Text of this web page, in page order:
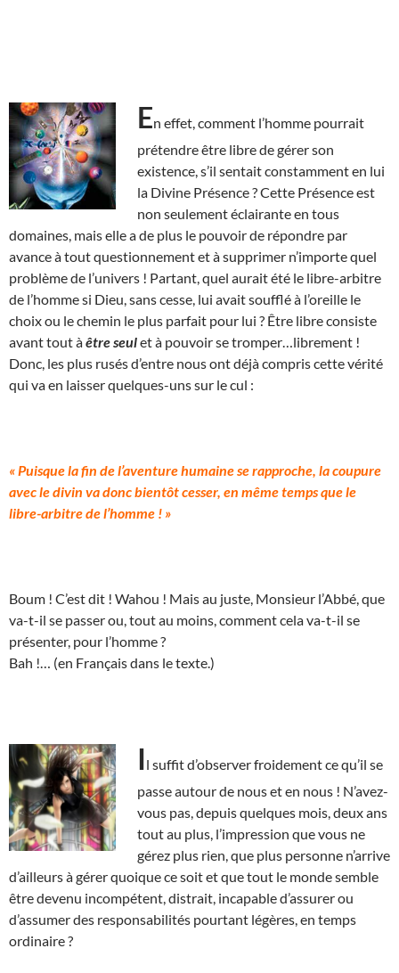
En effet, comment l’homme pourrait
prétendre être libre de gérer son
existence, s’il sentait constamment en lui
la Divine Présence ? Cette Présence est
non seulement éclairante en tous
domaines, mais elle a de plus le pouvoir de répondre par
avance à tout questionnement et à supprimer n’importe quel
problème de l’univers ! Partant, quel aurait été le libre-arbitre
de l’homme si Dieu, sans cesse, lui avait soufflé à l’oreille le
choix ou le chemin le plus parfait pour lui ? Être libre consiste
avant tout àêtre seulet à pouvoir se tromper…librement !
Donc, les plus rusés d’entre nous ont déjà compris cette vérité
qui va en laisser quelques-uns sur le cul :
« Puisque la fin de l’aventure humaine se rapproche, la coupure
avec le divin va donc bientôt cesser, en même temps que le
libre-arbitre de l’homme ! »
Boum ! C’est dit ! Wahou ! Mais au juste, Monsieur l’Abbé, que
va-t-il se passer ou, tout au moins, comment cela va-t-il se
présenter, pour l’homme ?
Bah !… (en Français dans le texte.)
Il suffit d’observer froidement ce qu’il se
passe autour de nous et en nous ! N’avez-
vous pas, depuis quelques mois, deux ans
tout au plus, l’impression que vous ne
gérez plus rien, que plus personne n’arrive
d’ailleurs à gérer quoique ce soit et que tout le monde semble
être devenu incompétent, distrait, incapable d’assurer ou
d’assumer des responsabilités pourtant légères, en temps
ordinaire ?